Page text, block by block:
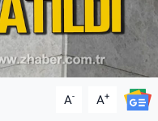
A- A+